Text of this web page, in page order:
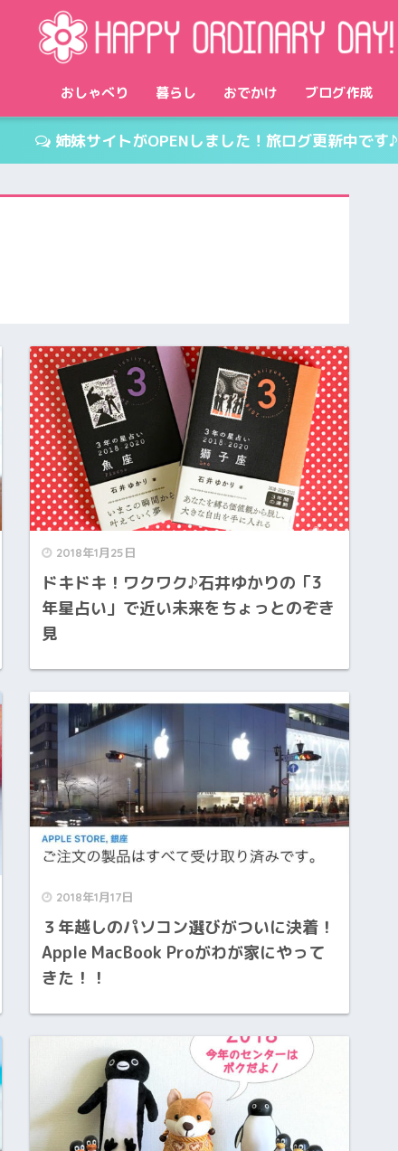
おしゃべり 暮らし おでかけ ブログ作成
姉妹サイトがOPENしました！旅ログ更新中です♪
2018年1月25日
ドキドキ！ワクワク♪石井ゆかりの「3
年星占い」で近い未来をちょっとのぞき
見
2018年1月17日
３年越しのパソコン選びがついに決着！
Apple MacBook Proがわが家にやって
きた！！